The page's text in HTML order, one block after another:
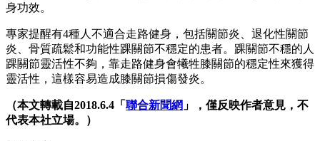
身功效。
專家提醒有4種人不適合走路健身，包括關節炎、退化性關節
炎、骨質疏鬆和功能性踝關節不穩定的患者。踝關節不穩的人
踝關節靈活性不夠，靠走路健身會犧牲膝關節的穩定性來獲得
靈活性，這樣容易造成膝關節損傷發炎。
（本文轉載自2018.6.4「 聯合新聞網 」，僅反映作者意見，不
代表本社立場。）